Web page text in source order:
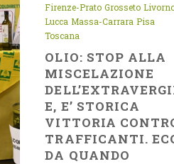
Firenze-Prato Grosseto
Lucca Massa-Carrara Pisa
Toscana
OLIO: STOP ALLA
MISCELAZIONE
E, E’ STORICA
VITTORIA
TRAFFICANTI.
DA QUANDO